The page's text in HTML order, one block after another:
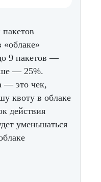
«облаке»
9 пакетов —
— 25%.
— это чек,
квоту в облаке
действия
уменьшаться